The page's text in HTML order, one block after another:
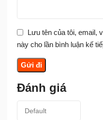
Đánh giá
Lưu tên của tôi, email,
này cho lần bình luận kế